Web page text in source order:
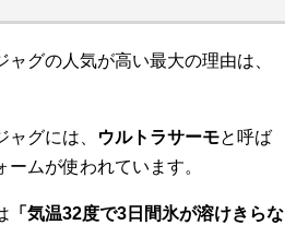
グの人気が高い最大の理由は、
グには、 ウルトラサーモと呼ば
ムが使われています。
「気温32度で3日間氷が溶けきらな